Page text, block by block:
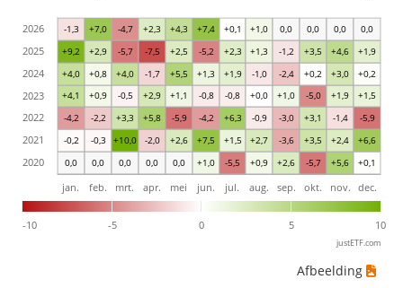
0,0 0,0 0,0 0,0 0,0 +1,0 -5,5 +0,9 +2,6 -5,7 +5,6 +0,1
-0,2 -0,3 +10,0 -2,0 +2,6 +7,5 +1,5 +2,7 -3,6 +3,5 +2,4 +6,6
-4,2 -2,2 +3,3 +5,8 -5,9 -4,2 +6,3 -0,9 -3,0 +3,1 -1,4 -5,9
+4,1 +0,9 -0,5 +2,9 +1,1 -0,8 -0,8 +0,0 +1,0 -5,0 +1,9 +1,5
+4,0 +0,8 +4,0 -1,7 +5,5 +1,3 +1,9 -1,0 -2,4 +0,2 +3,0 +0,2
+9,2 +2,9 -5,7 -7,5 +2,5 -5,2 +2,3 +1,3 -1,2 +3,5 +4,6 +1,9
-1,3 +7,0 -4,7 +2,3 +4,3 +7,4 +0,1 +1,0 0,0 0,0 0,0 0,0
-10 -5 0 5 10
jan. feb. mrt. apr. mei jun. jul. aug. sep. okt. nov. dec.
2020
2021
2022
2023
2024
2025
2026
justETF.com
Afbeelding